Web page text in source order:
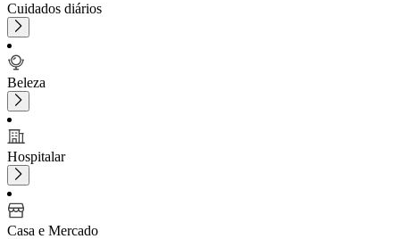
Cuidados diários
Beleza
Hospitalar
Casa e Mercado